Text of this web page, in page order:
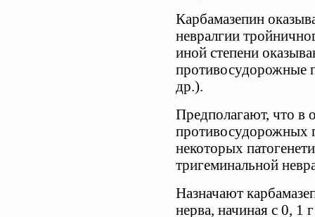
Карбамазепин
невралгии
иной степени
противосудорожные
др.).
Предполагают, что в
противосудорожных
некоторых
тригеминальной
Назначают
нерва, начиная с 0, 1